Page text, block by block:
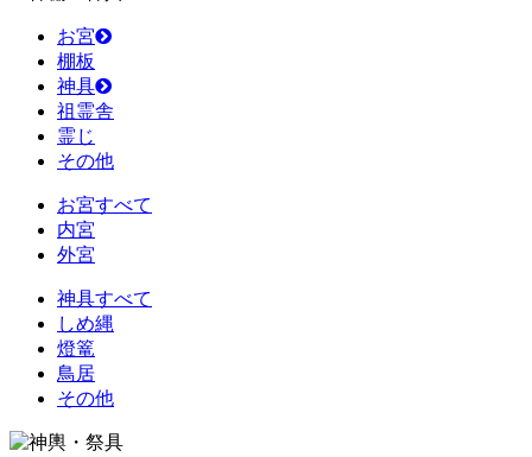
お宮
棚板
神具
祖霊舎
霊じ
その他
お宮すべて
内宮
外宮
神具すべて
しめ縄
燈篭
鳥居
その他